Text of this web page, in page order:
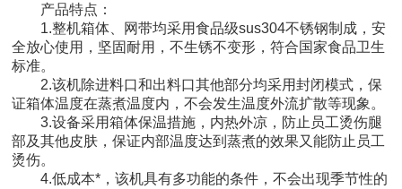
产品特点：
1.整机箱体、网带均采用食品级sus304不锈钢制成，安
全放心使用，坚固耐用，不生锈不变形，符合国家食品卫生
标准。
2.该机除进料口和出料口其他部分均采用封闭模式，保
证箱体温度在蒸煮温度内，不会发生温度外流扩散等现象。
3.设备采用箱体保温措施，内热外凉，防止员工烫伤腿
部及其他皮肤，保证内部温度达到蒸煮的效果又能防止员工
烫伤。
4.低成本*，该机具有多功能的条件，不会出现季节性的